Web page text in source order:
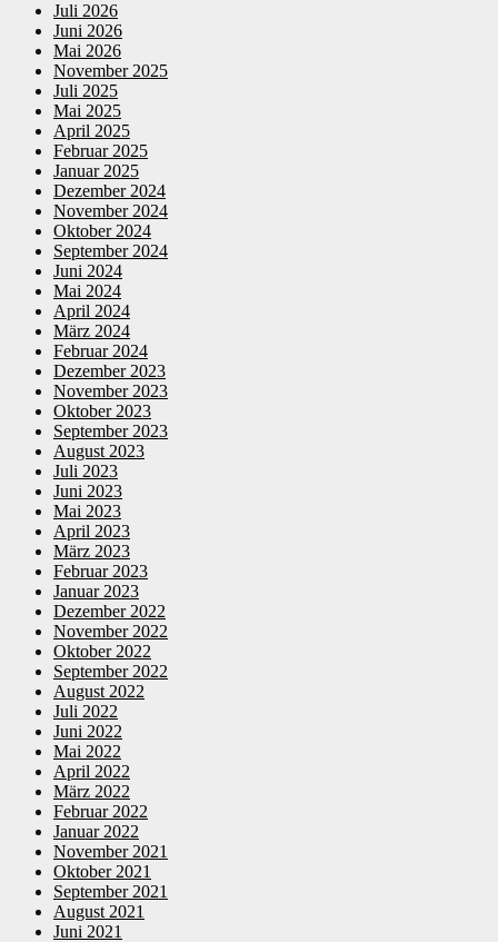
Juli 2026
Juni 2026
Mai 2026
November 2025
Juli 2025
Mai 2025
April 2025
Februar 2025
Januar 2025
Dezember 2024
November 2024
Oktober 2024
September 2024
Juni 2024
Mai 2024
April 2024
März 2024
Februar 2024
Dezember 2023
November 2023
Oktober 2023
September 2023
August 2023
Juli 2023
Juni 2023
Mai 2023
April 2023
März 2023
Februar 2023
Januar 2023
Dezember 2022
November 2022
Oktober 2022
September 2022
August 2022
Juli 2022
Juni 2022
Mai 2022
April 2022
März 2022
Februar 2022
Januar 2022
November 2021
Oktober 2021
September 2021
August 2021
Juni 2021